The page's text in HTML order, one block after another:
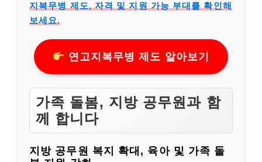
지복무병 제도, 자격 및 지원 가능 부대를 확인해
보세요.
연고지복무병 제도 알아보기
가족 돌봄, 지방 공무원과 함
께 합니다
지방 공무원 복지 확대, 육아 및 가족 돌